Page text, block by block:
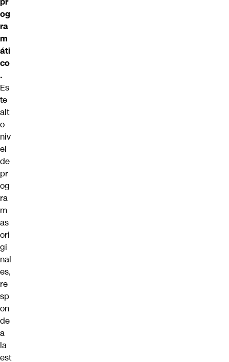
og
ra
m
áti
co
.
Es
te
alt
o
niv
el
de
pr
og
ra
m
as
ori
gi
nal
es,
re
sp
on
de
a
la
est